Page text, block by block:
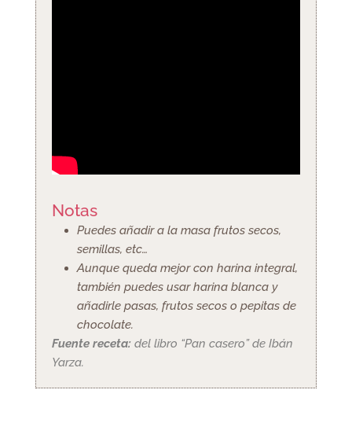
Notas
Puedes añadir a la masa frutos secos,
semillas, etc…
Aunque queda mejor con harina integral,
también puedes usar harina blanca y
añadirle pasas, frutos secos o pepitas de
chocolate.
Fuente receta:del libro “Pan casero” de Ibán
Yarza.